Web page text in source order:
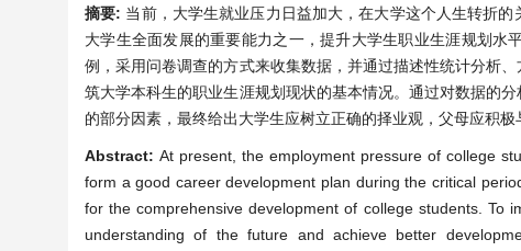
摘要: 当前，大学生就业压力日益加大，在大学这个人生转折
大学生全面发展的重要能力之一，提升大学生职业生涯规划
例，采用问卷调查的方式来收集数据，并通过描述性统计分析
筑大学本科生的职业生涯规划现状的基本情况。通过对数据的
的部分因素，最终给出大学生应树立正确的择业观，父母应积
Abstract:At present, the employment pressure of college
form a good career development plan during the critical
for the comprehensive development of college students. To
understanding of the future and achieve better